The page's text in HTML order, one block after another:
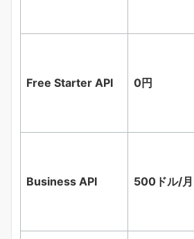
Free Starter API 0円
Business API 500ドル/月